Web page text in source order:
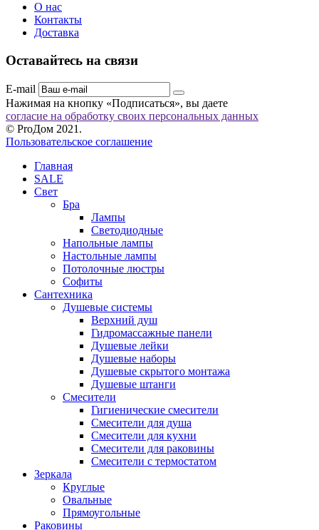
О нас
Контакты
Доставка
Оставайтесь на связи
E-mail
Нажимая на кнопку «Подписаться», вы даете
согласие на обработку своих персональных данных
© ProДом 2021.
Пользовательское соглашение
Главная
SALE
Свет
Бра
Лампы
Светодиодные
Напольные лампы
Настольные лампы
Потолочные люстры
Софиты
Сантехника
Душевые системы
Верхний душ
Гидромассажные панели
Душевые лейки
Душевые наборы
Душевые скрытого монтажа
Душевые штанги
Смесители
Гигиенические смесители
Смесители для душа
Смесители для кухни
Смесители для раковины
Смесители с термостатом
Зеркала
Круглые
Овальные
Прямоугольные
Раковины